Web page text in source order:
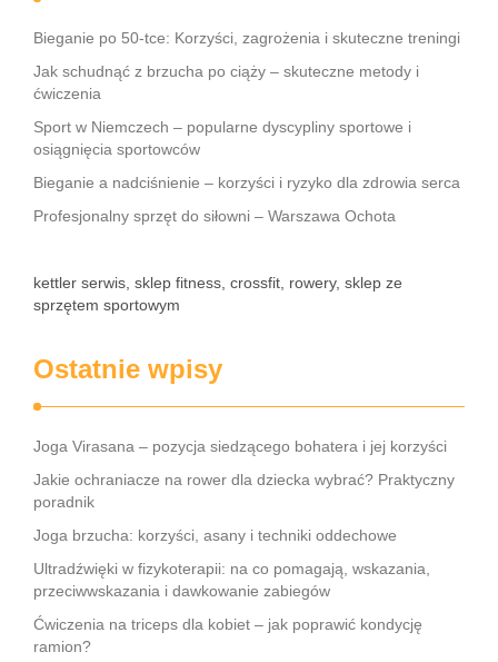
Bieganie po 50-tce: Korzyści, zagrożenia i skuteczne treningi
Jak schudnąć z brzucha po ciąży – skuteczne metody i
ćwiczenia
Sport w Niemczech – popularne dyscypliny sportowe i
osiągnięcia sportowców
Bieganie a nadciśnienie – korzyści i ryzyko dla zdrowia serca
Profesjonalny sprzęt do siłowni – Warszawa Ochota
kettler serwis, sklep fitness, crossfit, rowery, sklep ze
sprzętem sportowym
Ostatnie wpisy
Joga Virasana – pozycja siedzącego bohatera i jej korzyści
Jakie ochraniacze na rower dla dziecka wybrać? Praktyczny
poradnik
Joga brzucha: korzyści, asany i techniki oddechowe
Ultradźwięki w fizykoterapii: na co pomagają, wskazania,
przeciwwskazania i dawkowanie zabiegów
Ćwiczenia na triceps dla kobiet – jak poprawić kondycję
ramion?